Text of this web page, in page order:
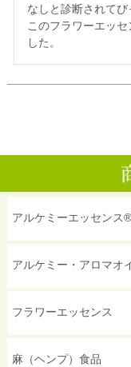
なしと診断されてび
このフラワーエッ
した。
アルケミーエッセンス®
アルケミー・アロマオ
フラワーエッセンス
麻（ヘンプ）食品